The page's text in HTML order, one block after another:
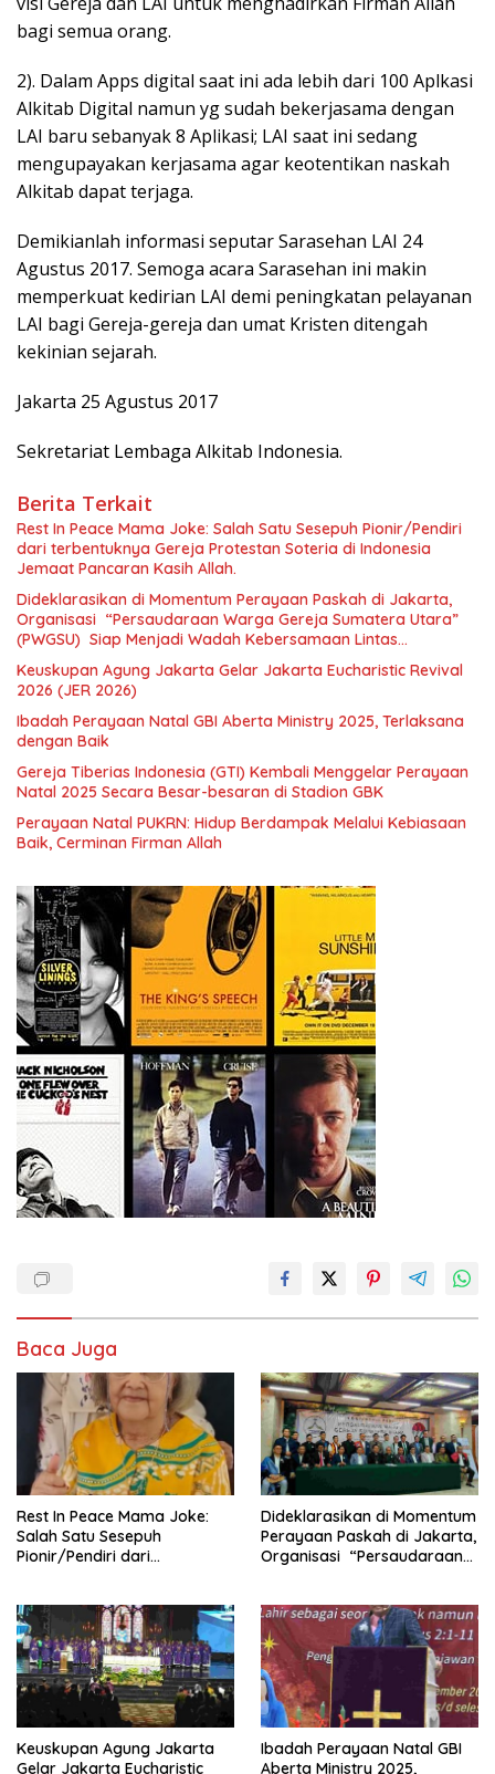
bagi semua orang.
2). Dalam Apps digital saat ini ada lebih dari 100 Aplkasi
Alkitab Digital namun yg sudah bekerjasama dengan
LAI baru sebanyak 8 Aplikasi; LAI saat ini sedang
mengupayakan kerjasama agar keotentikan naskah
Alkitab dapat terjaga.
Demikianlah informasi seputar Sarasehan LAI 24
Agustus 2017. Semoga acara Sarasehan ini makin
memperkuat kedirian LAI demi peningkatan pelayanan
LAI bagi Gereja-gereja dan umat Kristen ditengah
kekinian sejarah.
Jakarta 25 Agustus 2017
Sekretariat Lembaga Alkitab Indonesia.
Berita Terkait
Rest In Peace Mama Joke: Salah Satu Sesepuh Pionir/Pendiri
dari terbentuknya Gereja Protestan Soteria di Indonesia
Jemaat Pancaran Kasih Allah.
Dideklarasikan di Momentum Perayaan Paskah di Jakarta,
Organisasi “Persaudaraan Warga Gereja Sumatera Utara”
(PWGSU) Siap Menjadi Wadah Kebersamaan Lintas
Denominasi untuk Menghimpun Potensi Warga Gereja
Diaspora untuk Menjawab Tantangan Sosial Bangsa
Keuskupan Agung Jakarta Gelar Jakarta Eucharistic Revival
2026 (JER 2026)
Ibadah Perayaan Natal GBI Aberta Ministry 2025, Terlaksana
dengan Baik
Gereja Tiberias Indonesia (GTI) Kembali Menggelar Perayaan
Natal 2025 Secara Besar-besaran di Stadion GBK
Perayaan Natal PUKRN: Hidup Berdampak Melalui Kebiasaan
Baik, Cerminan Firman Allah
Baca Juga
Rest In Peace Mama Joke:
Salah Satu Sesepuh
Pionir/Pendiri dari
Indonesia Jemaat Pancaran
Kasih Allah.
Dideklarasikan di Momentum
Perayaan Paskah di Jakarta,
Organisasi “Persaudaraan
Menjadi Wadah
Kebersamaan Lintas
Denominasi untuk
Menghimpun Potensi Warga
Gereja Diaspora untuk
Menjawab Tantangan Sosial
Keuskupan Agung Jakarta
Gelar Jakarta Eucharistic
Ibadah Perayaan Natal GBI
Aberta Ministry 2025,